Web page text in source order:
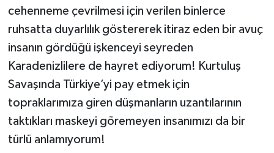
cehenneme çevrilmesi için verilen binlerce
ruhsatta duyarlılık göstererek itiraz eden bir avuç
insanın gördüğü işkenceyi seyreden
Karadenizlilere de hayret ediyorum! Kurtuluş
Savaşında Türkiye’yi pay etmek için
topraklarımıza giren düşmanların uzantılarının
taktıkları maskeyi göremeyen insanımızı da bir
türlü anlamıyorum!